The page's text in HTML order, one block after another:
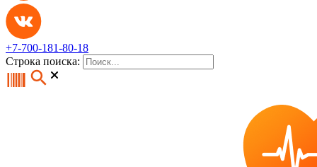
+7-700-181-80-18
Строка поиска: